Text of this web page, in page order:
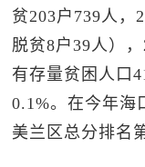
贫203户739人，
脱贫8户39人）
有存量贫困人口
0.1%。在今年海
美兰区总分排名